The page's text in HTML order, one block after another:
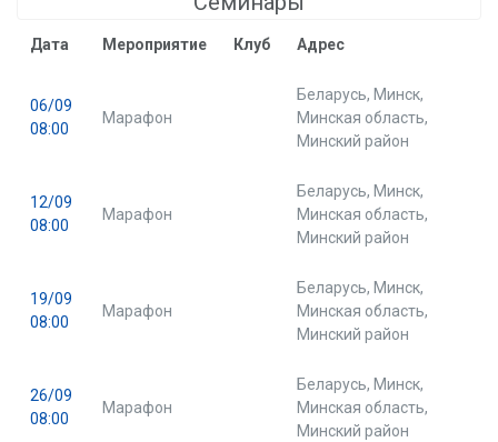
Дата Мероприятие Клуб Адрес
06/09
08:00
Марафон
Беларусь, Минск,
Минская область,
Минский район
12/09
08:00
Марафон
Беларусь, Минск,
Минская область,
Минский район
19/09
08:00
Марафон
Беларусь, Минск,
Минская область,
Минский район
26/09
08:00
Марафон
Беларусь, Минск,
Минская область,
Минский район